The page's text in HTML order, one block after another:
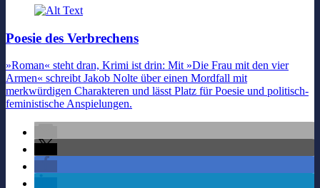
Poesie des Verbrechens
»Roman« steht dran, Krimi ist drin: Mit »Die Frau mit den vier
Armen« schreibt Jakob Nolte über einen Mordfall mit
merkwürdigen Charakteren und lässt Platz für Poesie und politisch-
feministische Anspielungen.